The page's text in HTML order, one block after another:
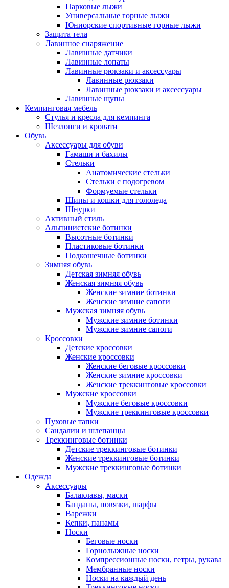
Парковые лыжи
Универсальные горные лыжи
Юниорские спортивные горные лыжи
Защита тела
Лавинное снаряжение
Лавинные датчики
Лавинные лопаты
Лавинные рюкзаки и аксессуары
Лавинные рюкзаки
Лавинные рюкзаки и аксессуары
Лавинные щупы
Кемпинговая мебель
Стулья и кресла для кемпинга
Шезлонги и кровати
Обувь
Аксессуары для обуви
Гамаши и бахилы
Стельки
Анатомические стельки
Стельки с подогревом
Формуемые стельки
Шипы и кошки для гололеда
Шнурки
Активный стиль
Альпинистские ботинки
Высотные ботинки
Пластиковые ботинки
Подкошечные ботинки
Зимняя обувь
Детская зимняя обувь
Женская зимняя обувь
Женские зимние ботинки
Женские зимние сапоги
Мужская зимняя обувь
Мужские зимние ботинки
Мужские зимние сапоги
Кроссовки
Детские кроссовки
Женские кроссовки
Женские беговые кроссовки
Женские зимние кроссовки
Женские треккинговые кроссовки
Мужские кроссовки
Мужские беговые кроссовки
Мужские треккинговые кроссовки
Пуховые тапки
Сандалии и шлепанцы
Треккинговые ботинки
Детские треккинговые ботинки
Женские треккинговые ботинки
Мужские треккинговые ботинки
Одежда
Аксессуары
Балаклавы, маски
Банданы, повязки, шарфы
Варежки
Кепки, панамы
Носки
Беговые носки
Горнолыжные носки
Компрессионные носки, гетры, рукава
Мембранные носки
Носки на каждый день